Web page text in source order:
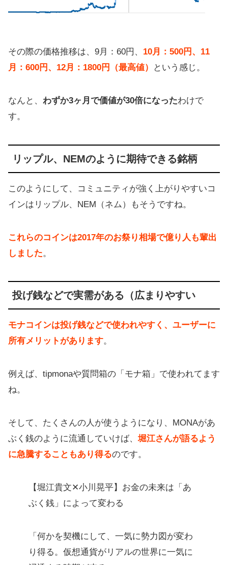
その際の価格推移は、9月：60円、 10月：500円、11
月：600円、12月：1800円（最高値）
という感じ。
なんと、 わずか3ヶ月で価値が30倍になったわけで
す。
リップル、NEMのように期待できる銘柄
このようにして、コミュニティが強く上がりやすいコ
インはリップル、NEM（ネム）もそうですね。
これらのコインは2017年のお祭り相場で億り人も輩出
しました。
投げ銭などで実需がある（広まりやすい
モナコインは投げ銭などで使われやすく、ユーザーに
所有メリットがあります。
例えば、tipmonaや質問箱の「モナ箱」で使われてます
ね。
そして、たくさんの人が使うようになり、MONAがあ
ぶく銭のように流通していけば、 堀江さんが語るよう
に急騰することもあり得るのです。
【堀江貴文✕小川晃平】お金の未来は「あ
ぶく銭」によって変わる
「何かを契機にして、一気に勢力図が変わ
り得る。仮想通貨がリアルの世界に一気に